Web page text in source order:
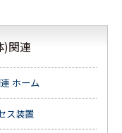
)関連
ホーム
ス装置